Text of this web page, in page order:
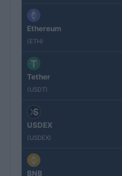
Ethereum
(ETH)
Tether
(USDT)
USDEX
(USDEX)
BNB